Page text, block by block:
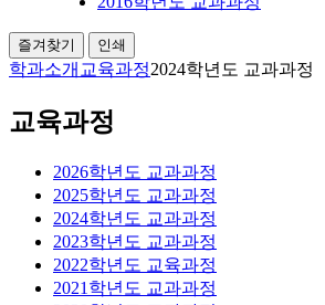
즐겨찾기 인쇄
학과소개 교육과정2024학년도 교과과정
교육과정
2026학년도 교과과정
2025학년도 교과과정
2024학년도 교과과정
2023학년도 교과과정
2022학년도 교육과정
2021학년도 교과과정